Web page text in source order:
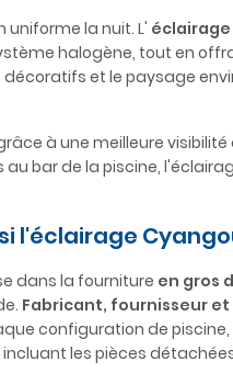
uniforme la nuit. L' éclairage
halogène, tout en
et le paysage
à une meilleure
bar de la piscine,
l'éclairage
dans la fourniture en gros
Fabricant, fournisseur
configuration de
les pièces